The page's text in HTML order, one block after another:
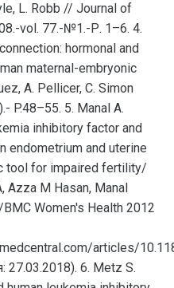
L. Robb // Journal of
vol. 77.-№1.-Р. 1–6. 4.
hormonal and
maternal-embryonic
A. Pellicer, C. Simon
P.48–55. 5. Manal A.
inhibitory factor and
endometrium and uterine
tool for impaired fertility/
Azza M Hasan, Manal
Women's Health 2012
articles/
27.03.2018). 6. Metz S.